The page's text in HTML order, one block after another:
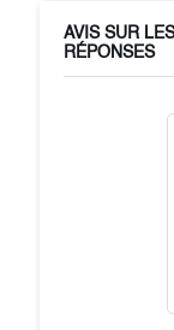
AVIS SUR
RÉPONSES